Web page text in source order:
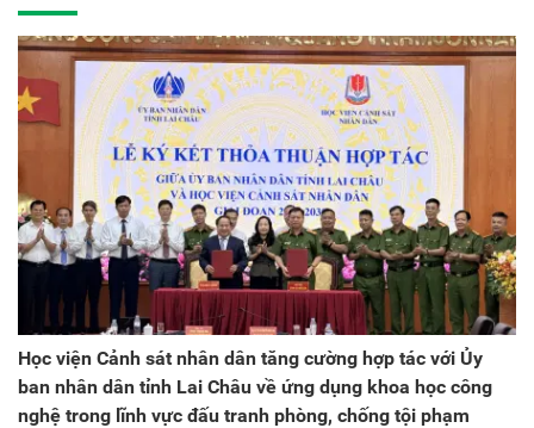
Học viện Cảnh sát nhân dân tăng cường hợp tác với Ủy
ban nhân dân tỉnh Lai Châu về ứng dụng khoa học công
nghệ trong lĩnh vực đấu tranh phòng, chống tội phạm